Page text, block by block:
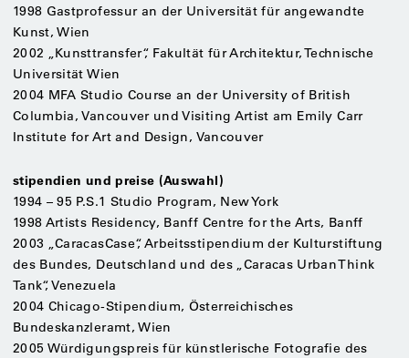
1998 Gastprofessur an der Universität für angewandte
Kunst, Wien
2002 „Kunsttransfer“, Fakultät für Architektur, Technische
Universität Wien
2004 MFA Studio Course an der University of British
Columbia, Vancouver und Visiting Artist am Emily Carr
Institute for Art and Design, Vancouver
stipendien und preise (Auswahl)
1994 – 95 P.S.1 Studio Program, New York
1998 Artists Residency, Banff Centre for the Arts, Banff
2003 „CaracasCase“, Arbeitsstipendium der Kulturstiftung
des Bundes, Deutschland und des „Caracas Urban Think
Tank“, Venezuela
2004 Chicago-Stipendium, Österreichisches
Bundeskanzleramt, Wien
2005 Würdigungspreis für künstlerische Fotografie des